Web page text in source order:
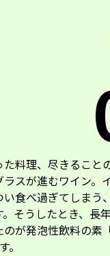
料理、尽きること
スが進むワイン。
食べ過ぎてしまう
そうしたとき、長
が発泡性飲料の素